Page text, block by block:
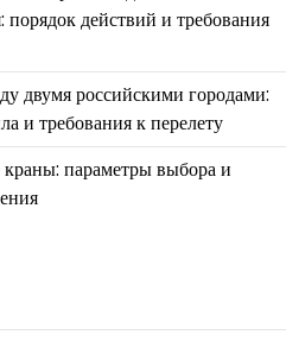
порядок действий и требования
двумя российскими городами:
и требования к перелету
параметры выбора и